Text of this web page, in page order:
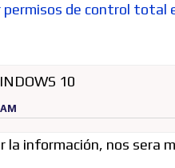
permisos de control total
10
la información, nos sera